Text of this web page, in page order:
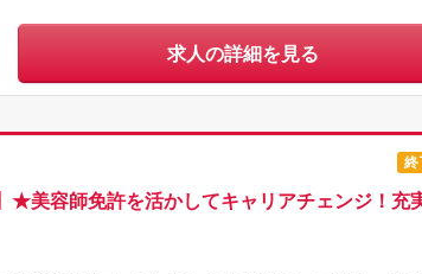
求人の詳細を見る
終
容師免許を活かしてキャリアチェンジ！充